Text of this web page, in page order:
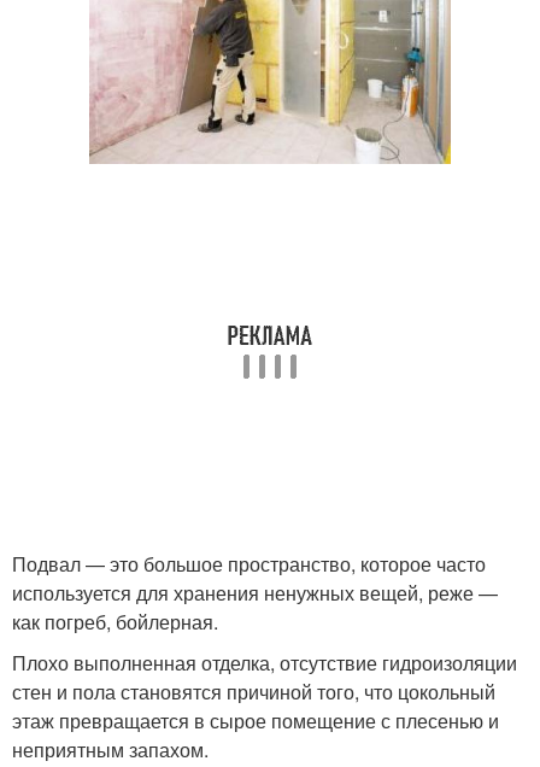
Подвал — это большое пространство, которое часто
используется для хранения ненужных вещей, реже —
как погреб, бойлерная.
Плохо выполненная отделка, отсутствие гидроизоляции
стен и пола становятся причиной того, что цокольный
этаж превращается в сырое помещение с плесенью и
неприятным запахом.